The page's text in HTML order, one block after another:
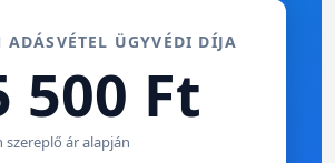
ÜGYVÉDI DÍJA
500 Ft
ár alapján